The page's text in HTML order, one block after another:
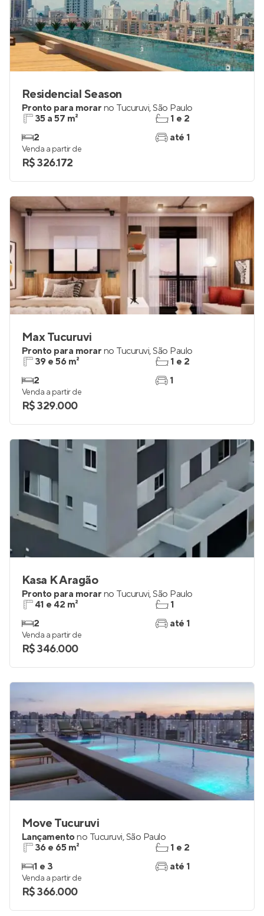
Residencial Season
Pronto para morar no Tucuruvi,São Paulo
35 a 57 m²
2
1 e 2
até 1
Venda a partir de
R$ 326.172
Max Tucuruvi
Pronto para morar no Tucuruvi,São Paulo
39 e 56 m²
2
1 e 2
1
Venda a partir de
R$ 329.000
Kasa K Aragão
Pronto para morar no Tucuruvi,São Paulo
41 e 42 m²
2
1
até 1
Venda a partir de
R$ 346.000
Move Tucuruvi
Lançamentono Tucuruvi,São Paulo
36 e 65 m²
1 e 3
1 e 2
até 1
Venda a partir de
R$ 366.000